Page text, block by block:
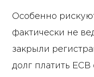
Особенно
фактически не
закрыли
долг платить ЕСВ